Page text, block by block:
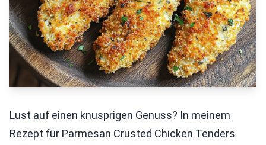
Lust auf einen knusprigen Genuss? In meinem
Rezept für Parmesan Crusted Chicken Tenders